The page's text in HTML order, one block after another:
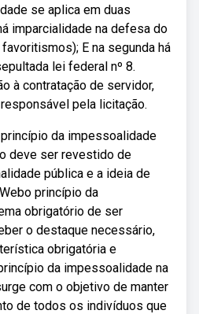
se aplica em duas
imparcialidade na defesa do
E na segunda há
lei federal nº 8.
à contratação de servidor,
pela licitação.
da impessoalidade
deve ser revestido de
pública e a ideia de
princípio da
obrigatório de ser
o destaque necessário,
obrigatória e
da impessoalidade na
com o objetivo de manter
de todos os indivíduos que